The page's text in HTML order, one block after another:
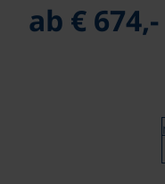
ab € 674,-